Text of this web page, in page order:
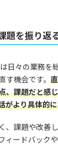
題を振り返
日々の業務を
す機会です。
、課題だと感
がより具体的
、課題や改善
ィードバック